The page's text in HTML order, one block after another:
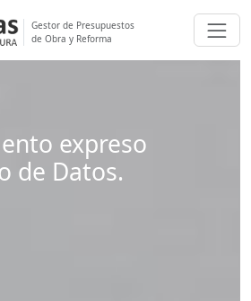
Gestor de Presupuestos
de Obra y Reforma
expreso
de Datos.